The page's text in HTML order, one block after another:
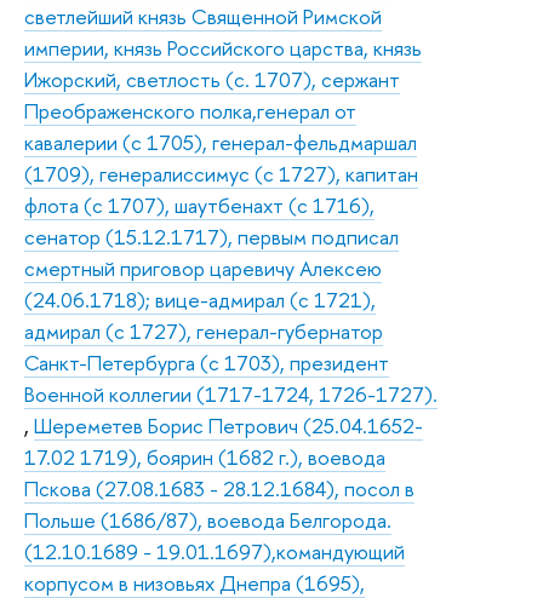
светлейший князь Священной Римской
империи, князь Российского царства, князь
Ижорский, светлость (с. 1707), сержант
Преображенского полка,генерал от
кавалерии (с 1705), генерал-фельдмаршал
(1709), генералиссимус (с 1727), капитан
флота (с 1707), шаутбенахт (с 1716),
сенатор (15.12.1717), первым подписал
смертный приговор царевичу Алексею
(24.06.1718); вице-адмирал (с 1721),
адмирал (с 1727), генерал-губернатор
Санкт-Петербурга (с 1703), президент
Военной коллегии (1717-1724, 1726-1727).
, Шереметев Борис Петрович (25.04.1652-
17.02 1719), боярин (1682 г.), воевода
Пскова (27.08.1683 - 28.12.1684), посол в
Польше (1686/87), воевода Белгорода.
(12.10.1689 - 19.01.1697),командующий
корпусом в низовьях Днепра (1695),